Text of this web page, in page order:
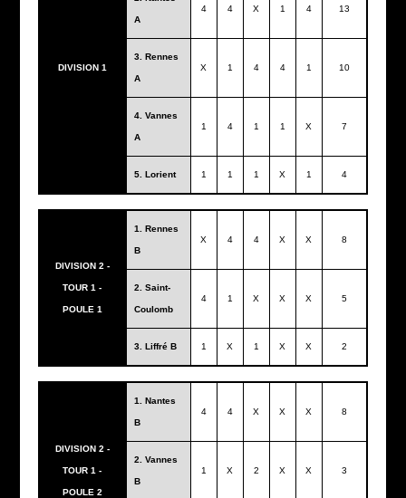
DIVISION 1
A
4 4 X 1 4 13
3. Rennes
A
X 1 4 4 1 10
4. Vannes
A
1 4 1 1 X 7
5. Lorient 1 1 1 X 1 4
DIVISION 2 -
TOUR 1 -
POULE 1
1. Rennes
B
X 4 4 X X 8
2. Saint-
Coulomb
4 1 X X X 5
3. Liffré B 1 X 1 X X 2
DIVISION 2 -
TOUR 1 -
POULE 2
1. Nantes
B
4 4 X X X 8
2. Vannes
B
1 X 2 X X 3